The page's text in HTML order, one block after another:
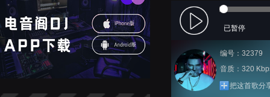
已暂停
编号：32379
音质：320
把这首歌分